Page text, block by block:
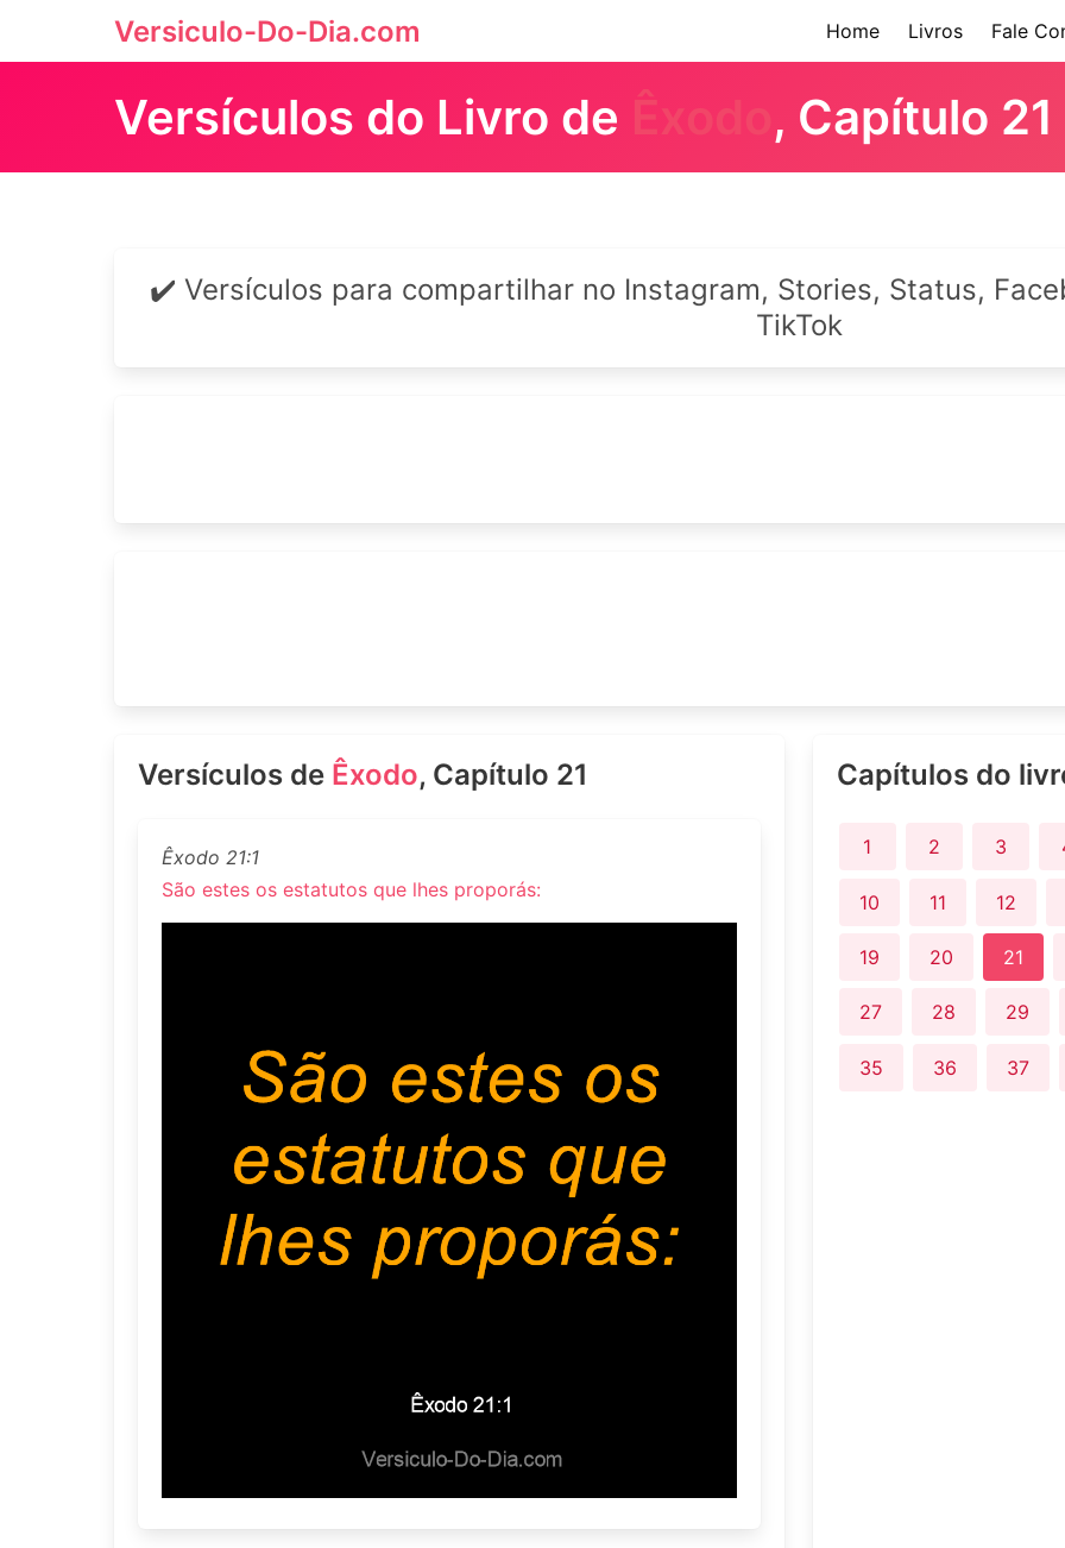
Versiculo-Do-Dia.com Home Livros Fale
Versículos do Livro de Êxodo , Capítulo 21
✔️ Versículos para compartilhar no Instagram, Stories, Status,
TikTok
Versículos de Êxodo, Capítulo 21
Êxodo 21:1
São estes os estatutos que lhes proporás:
Capítulos do
1 2 3
10 11 12
19 20 21
27 28 29
35 36 37